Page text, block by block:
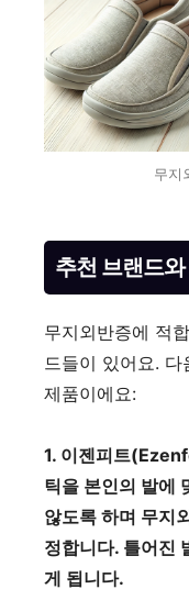
무지
추천 브랜드
무지외반증에 적
드들이 있어요.
제품이에요:
1. 이젠피트
틱을 본인의 발에
않도록 하며 무지
정합니다. 틀어진
게 됩니다.